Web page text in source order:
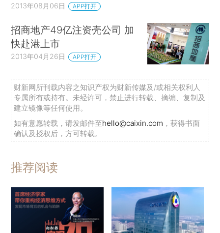
2013年08月06日 APP打开
招商地产49亿注资壳公司 加
快赴港上市
2013年04月26日 APP打开
财新网所刊载内容之知识产权为财新传媒及/或相关权利人
专属所有或持有。未经许可，禁止进行转载、摘编、复制及
建立镜像等任何使用。
如有意愿转载，请发邮件至hello@caixin.com ，获得书面
确认及授权后，方可转载。
推荐阅读